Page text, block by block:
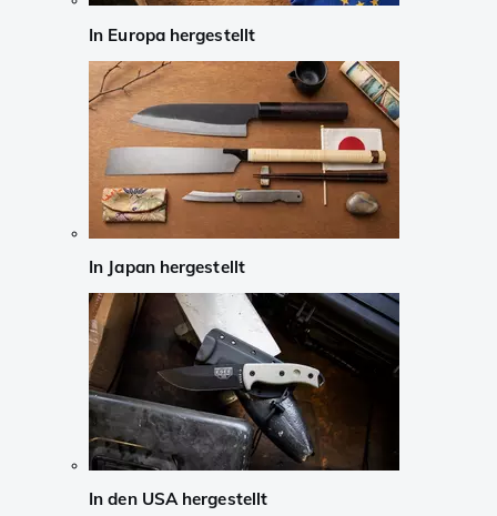
In Europa hergestellt
In Japan hergestellt
In den USA hergestellt